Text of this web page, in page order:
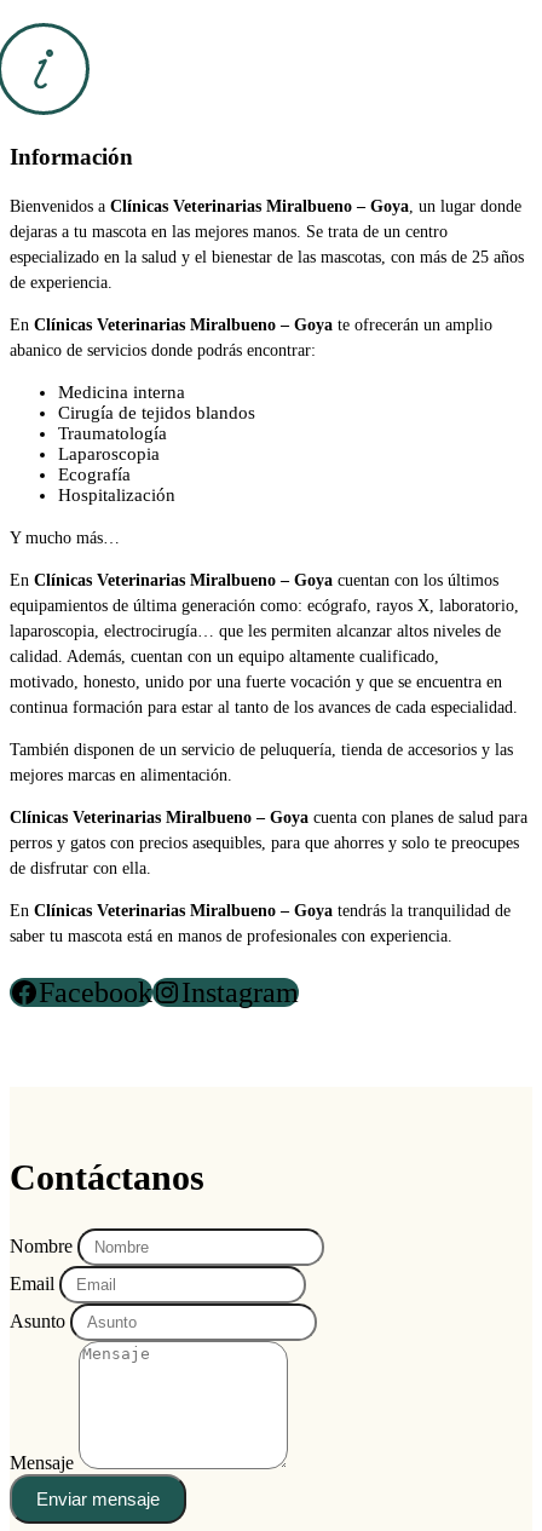
Información
Bienvenidos a Clínicas Veterinarias Miralbueno – Goya , un lugar donde
dejaras a tu mascota en las mejores manos. Se trata de un centro
especializado en la salud y el bienestar de las mascotas, con más de 25 años
de experiencia.
En Clínicas Veterinarias Miralbueno – Goya te ofrecerán un amplio
abanico de servicios donde podrás encontrar:
Medicina interna
Cirugía de tejidos blandos
Traumatología
Laparoscopia
Ecografía
Hospitalización
Y mucho más…
En Clínicas Veterinarias Miralbueno – Goya cuentan con los últimos
equipamientos de última generación como: ecógrafo, rayos X, laboratorio,
laparoscopia, electrocirugía… que les permiten alcanzar altos niveles de
calidad. Además, cuentan con un equipo altamente cualificado,
motivado, honesto, unido por una fuerte vocación y que se encuentra en
continua formación para estar al tanto de los avances de cada especialidad.
También disponen de un servicio de peluquería, tienda de accesorios y las
mejores marcas en alimentación.
Clínicas Veterinarias Miralbueno – Goya cuenta con planes de salud para
perros y gatos con precios asequibles, para que ahorres y solo te preocupes
de disfrutar con ella.
En Clínicas Veterinarias Miralbueno – Goya tendrás la tranquilidad de
saber tu mascota está en manos de profesionales con experiencia.
Facebook Instagram
Contáctanos
Nombre
Email
Asunto
Mensaje
Enviar mensaje